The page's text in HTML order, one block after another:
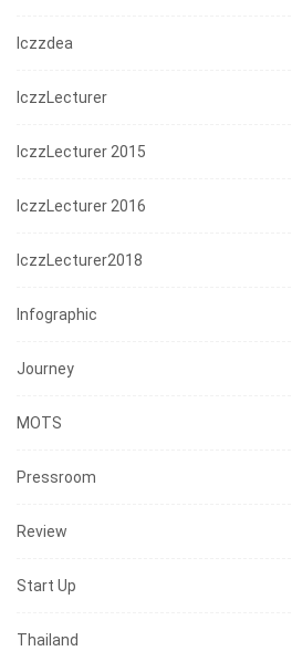
Iczzdea
IczzLecturer
IczzLecturer 2015
IczzLecturer 2016
IczzLecturer2018
Infographic
Journey
MOTS
Pressroom
Review
Start Up
Thailand